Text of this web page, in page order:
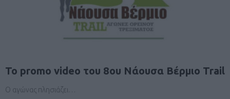
Το promo video του 8ου Νάουσα Βέρμιο Trail
Ο αγώνας πλησιάζει…